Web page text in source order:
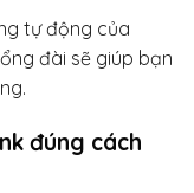
tự động của
đài sẽ giúp bạn
đúng cách